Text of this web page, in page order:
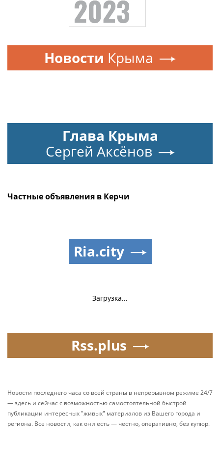
Новости Крыма
Глава Крыма
Сергей Аксёнов
Частные объявления в Керчи
Загрузка...
Ria.city
Rss.plus
Новости последнего часа со всей страны в непрерывном режиме 24/7
— здесь и сейчас с возможностью самостоятельной быстрой
публикации интересных "живых" материалов из Вашего города и
региона. Все новости, как они есть — честно, оперативно, без купюр.